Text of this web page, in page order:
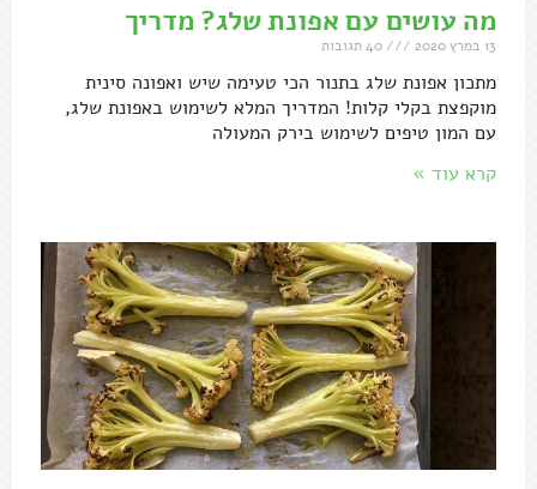
מה עושים עם אפונת שלג? מדריך
13 במרץ 2020
מתכון אפונת שלג בתנור הכי טעימה שיש ואפונה סינית
מוקפצת בקלי קלות! המדריך המלא לשימוש באפונת שלג,
עם המון טיפים לשימוש בירק המעולה
קרא עוד »